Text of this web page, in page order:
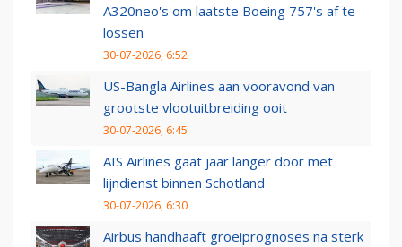
A320neo's om laatste Boeing 757's af te
lossen
30-07-2026, 6:52
US-Bangla Airlines aan vooravond van
grootste vlootuitbreiding ooit
30-07-2026, 6:45
AIS Airlines gaat jaar langer door met
lijndienst binnen Schotland
30-07-2026, 6:30
Airbus handhaaft groeiprognoses na sterk